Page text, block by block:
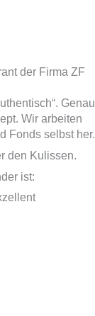
der Firma ZF
Genau
Wir arbeiten
Fonds selbst her.
den Kulissen.
ist: